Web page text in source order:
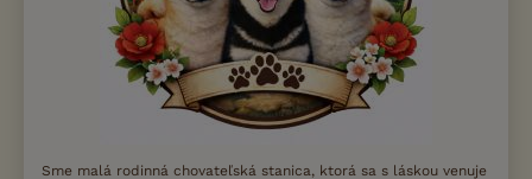
Sme malá rodinná chovateľská stanica, ktorá sa s láskou venuje